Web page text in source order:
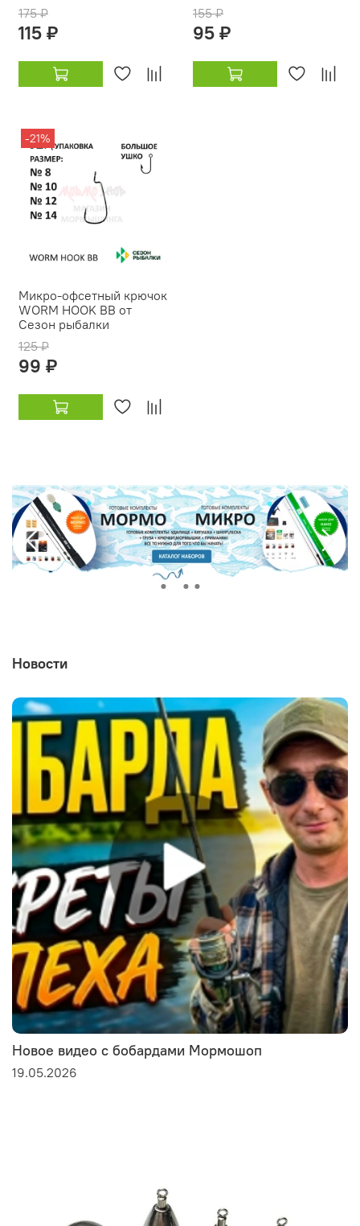
175 ₽
115 ₽
155 ₽
95 ₽
-21%
Микро-офсетный крючок
WORM HOOK BB от
Сезон рыбалки
125 ₽
99 ₽
Новости
Новое видео с бобардами Мормошоп
19.05.2026